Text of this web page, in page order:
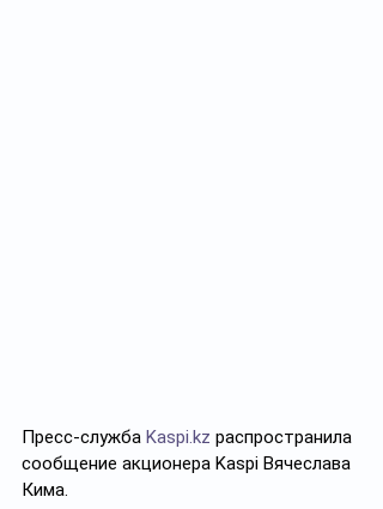
Пресс-служба Kaspi.kz распространила
сообщение акционера Kaspi Вячеслава
Кима.